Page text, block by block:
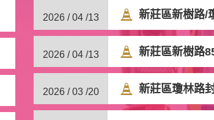
2026 / 04 /13 新莊區新樹路/
2026 / 04 /13 新莊區新樹路
2026 / 03 /20 新莊區瓊林路